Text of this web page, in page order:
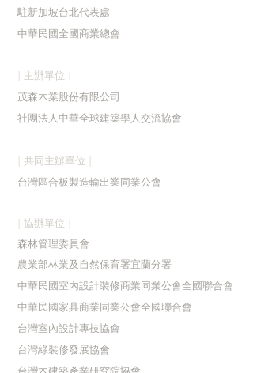
駐新加坡台北代表處
中華民國全國商業總會
| 主辦單位 |
茂森木業股份有限公司
社團法人中華全球建築學人交流協會
| 共同主辦單位 |
台灣區合板製造輸出業同業公會
| 協辦單位 |
森林管理委員會
農業部林業及自然保育署宜蘭分署
中華民國室內設計裝修商業同業公會全國聯合會
中華民國家具商業同業公會全國聯合會
台灣室內設計專技協會
台灣綠裝修發展協會